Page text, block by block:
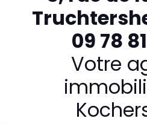
09 78
Votre